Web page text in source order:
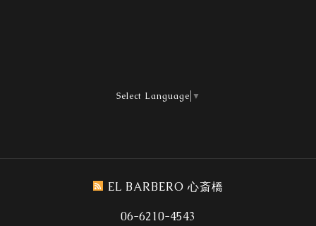
Select Language ▼
EL BARBERO 心斎橋
06-6210-4543